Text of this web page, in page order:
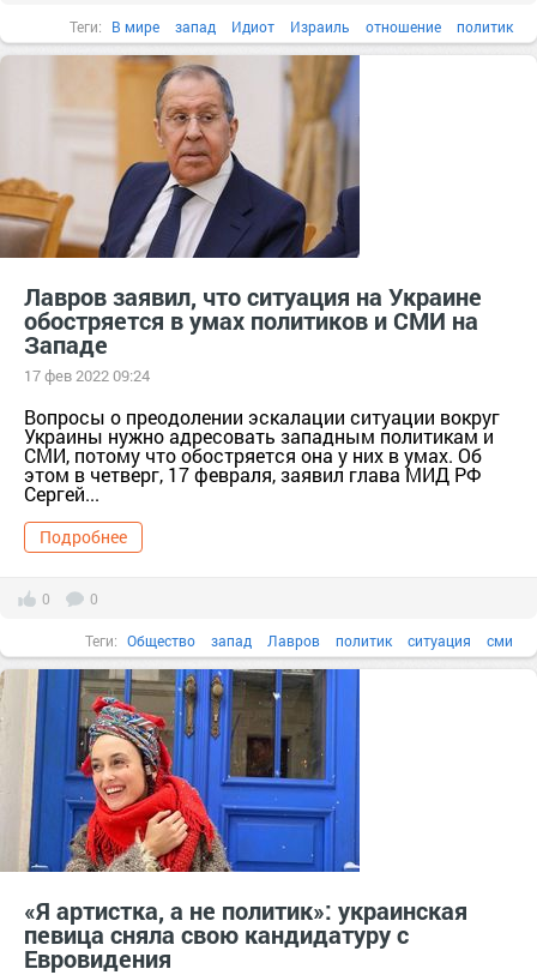
Теги: В мире запад Идиот Израиль отношение политик
Лавров заявил, что ситуация на Украине
обостряется в умах политиков и СМИ на
Западе
17 фев 2022 09:24
Вопросы о преодолении эскалации ситуации вокруг
Украины нужно адресовать западным политикам и
СМИ, потому что обостряется она у них в умах. Об
этом в четверг, 17 февраля, заявил глава МИД РФ
Сергей...
Подробнее
0 0
Теги: Общество запад Лавров политик ситуация сми
«Я артистка, а не политик»: украинская
певица сняла свою кандидатуру с
Евровидения